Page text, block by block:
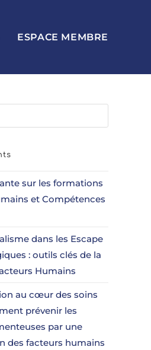
ESPACE MEMBRE
sur les formations
et Compétences
dans les Escape
: outils clés de la
Humains
au cœur des soins
prévenir les
par une
des facteurs humains